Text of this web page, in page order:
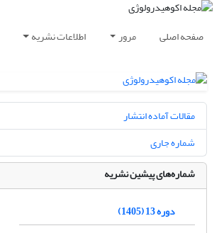
صفحه اصلی مرور اطلاعات نشریه
مقالات آماده انتشار
شماره جاری
شماره‌های پیشین نشریه
دوره 13 (1405)